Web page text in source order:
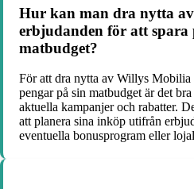
Hur kan man dra nytta
erbjudanden för att spara
matbudget?
För att dra nytta av Willys Mobilia
pengar på sin matbudget är det
aktuella kampanjer och rabatter.
att planera sina inköp utifrån
eventuella bonusprogram eller